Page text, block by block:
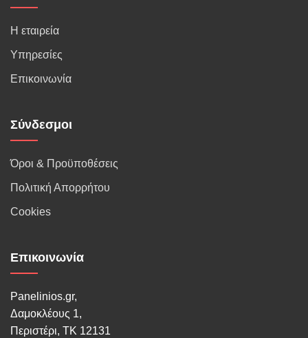
Η εταιρεία
Υπηρεσίες
Επικοινωνία
Σύνδεσμοι
Όροι & Προϋποθέσεις
Πολιτική Απορρήτου
Cookies
Επικοινωνία
Panelinios.gr,
Δαμοκλέους 1,
Περιστέρι, ΤΚ 12131